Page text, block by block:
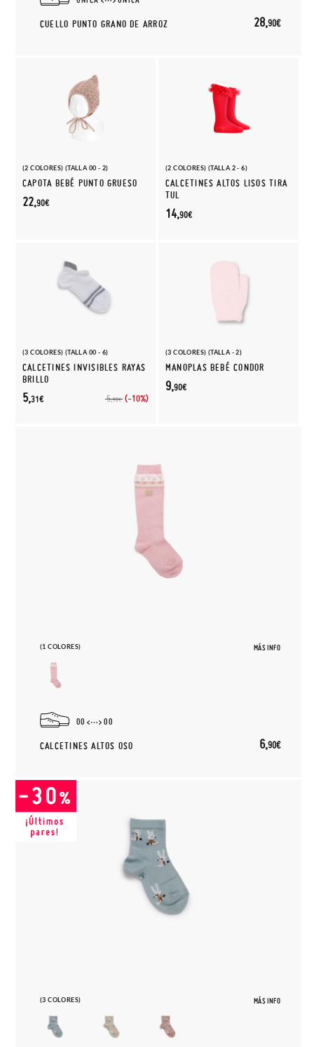
CUELLO PUNTO GRANO DE ARROZ 28,90€
(2 COLORES) (TALLA 00 - 2)
CAPOTA BEBÉ PUNTO GRUESO
22,90€
(2 COLORES) (TALLA 2 - 6)
CALCETINES ALTOS LISOS TIRA
TUL
14,90€
(3 COLORES) (TALLA 00 - 6)
CALCETINES INVISIBLES RAYAS
BRILLO
5,90€ (-10%)
5,31€
(3 COLORES) (TALLA - 2)
MANOPLAS BEBÉ CONDOR
9,90€
(1 COLORES) MÁS INFO
00 00
CALCETINES ALTOS OSO 6,90€
(3 COLORES) MÁS INFO